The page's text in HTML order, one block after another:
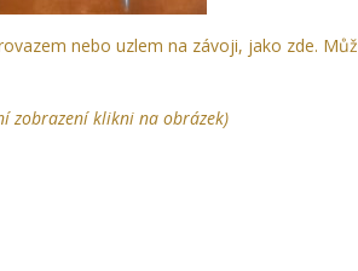
nebo uzlem na závoji, jako zde.
zobrazení klikni na obrázek)